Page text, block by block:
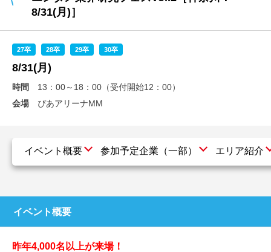
就活ノウハウ・サポート
就活ノウハウが満載！
適職診断
あなたに合う仕事を診断！
就活時事ニュースを更新 不明点があればこちら
8/31(月)］
27卒 28卒 29卒 30卒
8/31(月)
時間
13：00～18：00（受付開始12：00）
会場
ぴあアリーナMM
イベント概要 参加予定企業（一部） エリア紹介
イベント概要
昨年4,000名以上が来場！